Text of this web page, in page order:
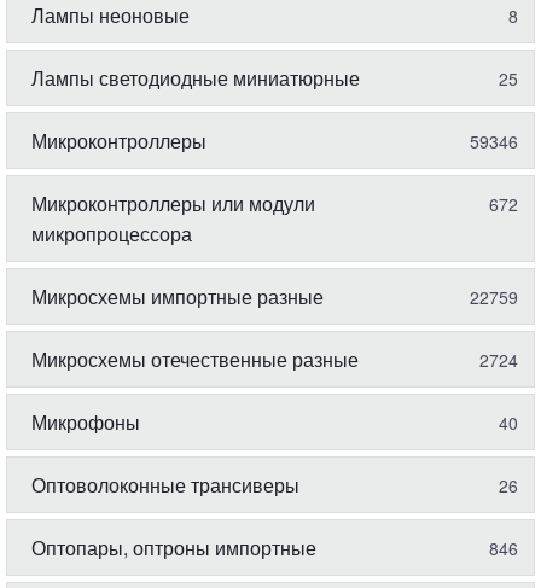
Лампы неоновые 8
Лампы светодиодные миниатюрные 25
Микроконтроллеры 59346
Микроконтроллеры или модули
микропроцессора
672
Микросхемы импортные разные 22759
Микросхемы отечественные разные 2724
Микрофоны 40
Оптоволоконные трансиверы 26
Оптопары, оптроны импортные 846